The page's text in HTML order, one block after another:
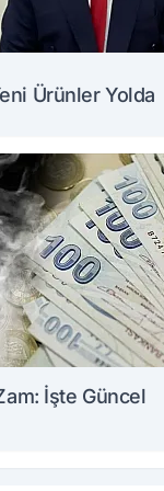
Ürünler Yolda
İşte Güncel